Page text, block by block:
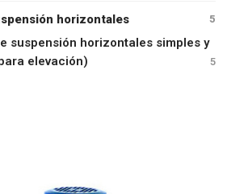
horizontales 5
suspensión horizontales simples y
elevación)
5